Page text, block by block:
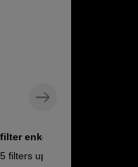
enkelt
filters up to